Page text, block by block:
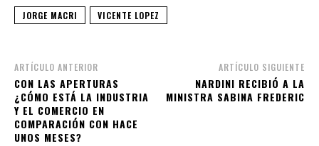
JORGE MACRI VICENTE LOPEZ
ARTÍCULO ANTERIOR
CON LAS APERTURAS
¿CÓMO ESTÁ LA INDUSTRIA
Y EL COMERCIO EN
COMPARACIÓN CON HACE
UNOS MESES?
ARTÍCULO SIGUIENTE
NARDINI RECIBIÓ A LA
MINISTRA SABINA FREDERIC